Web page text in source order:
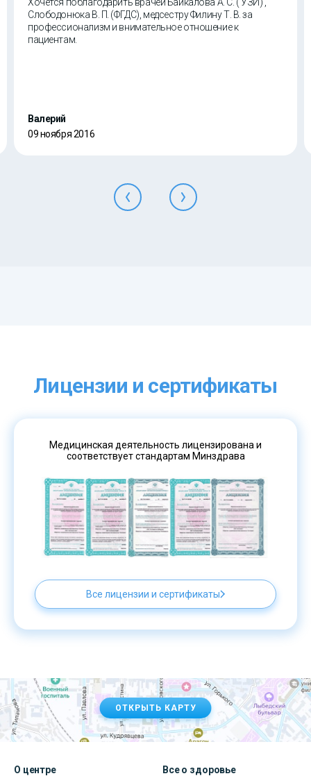
Слободонюка В. П. (ФГДС), медсестру Филину Т. В. за
профессионализм и внимательное отношение к
пациентам.
Валерий
09 ноября 2016
Лицензии и сертификаты
Медицинская деятельность лицензирована и
соответствует стандартам Минздрава
Все лицензии и сертификаты
ОТКРЫТЬ КАРТУ
О центре Все о здоровье